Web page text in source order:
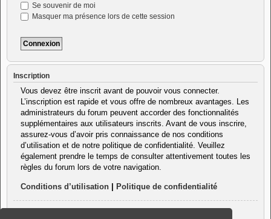
Se souvenir de moi
Masquer ma présence lors de cette session
Inscription
Vous devez être inscrit avant de pouvoir vous connecter.
L’inscription est rapide et vous offre de nombreux avantages. Les
administrateurs du forum peuvent accorder des fonctionnalités
supplémentaires aux utilisateurs inscrits. Avant de vous inscrire,
assurez-vous d’avoir pris connaissance de nos conditions
d’utilisation et de notre politique de confidentialité. Veuillez
également prendre le temps de consulter attentivement toutes les
règles du forum lors de votre navigation.
Conditions d’utilisation | Politique de confidentialité